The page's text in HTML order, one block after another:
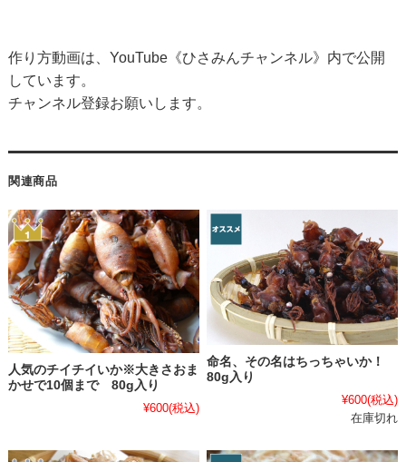
作り方動画は、YouTube《ひさみんチャンネル》内で公開
しています。
チャンネル登録お願いします。
関連商品
人気のチイチイいか※大きさおま
かせで10個まで 80g入り
¥600(税込)
命名、その名はちっちゃいか！
80g入り
¥600(税込)
在庫切れ